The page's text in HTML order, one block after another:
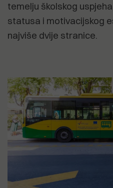
temelju školskog
statusa i motivacijskog
najviše dvije stranice.